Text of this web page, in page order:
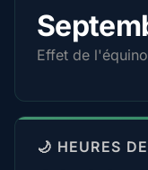
Effet de
🌙 HEURES